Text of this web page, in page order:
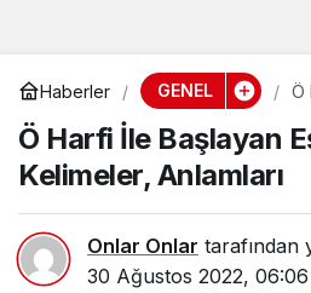
Haberler GENEL
Ö
Ö Harfi İle Başlayan
Kelimeler, Anlamları
Onlar Onlar tarafından
30 Ağustos 2022, 06:06